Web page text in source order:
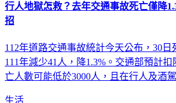
行人地獄怎救？去年交通事故死亡僅降
招
112年道路交通事故統計今天公布，30日
111年減少41人，降1.3%。交通部預計
亡人數可能低於3000人，且在行人及酒
生活